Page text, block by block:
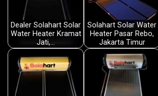
o
k
A
p
p
d
a
d
s
e
Dealer Solahart Solar
Water Heater Kramat
Jati,…
Solahart Solar Water
Heater Pasar Rebo,
Jakarta Timur